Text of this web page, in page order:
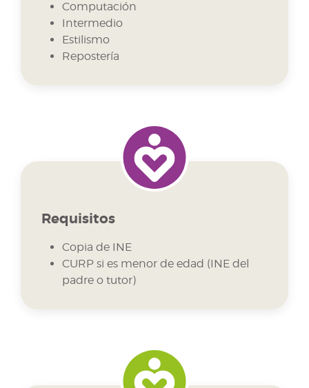
Computación
Intermedio
Estilismo
Repostería
Requisitos
Copia de INE
CURP si es menor de edad (INE del
padre o tutor)